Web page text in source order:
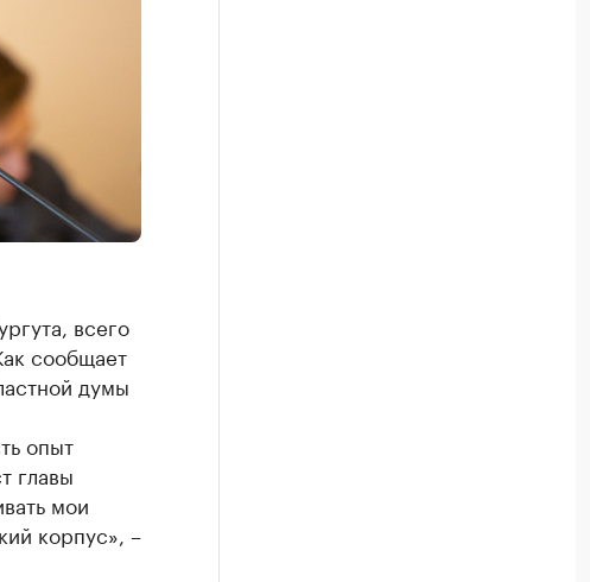
всего
сообщает
думы
опыт
главы
мои
корпус», –